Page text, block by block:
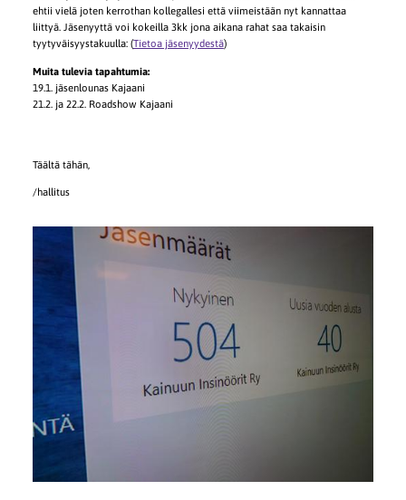
ehtii vielä joten kerrothan kollegallesi että viimeistään nyt kannattaa
liittyä. Jäsenyyttä voi kokeilla 3kk jona aikana rahat saa takaisin
tyytyväisyystakuulla: (Tietoa jäsenyydestä)
Muita tulevia tapahtumia:
19.1. jäsenlounas Kajaani
21.2. ja 22.2. Roadshow Kajaani
Täältä tähän,
/hallitus